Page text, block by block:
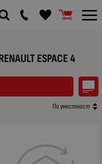
ESPACE 4
По уместност